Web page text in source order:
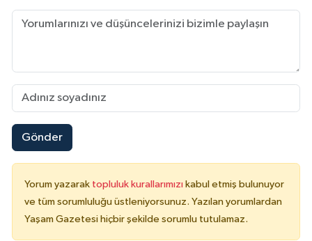
Gönder
Yorum yazarak topluluk kurallarımızı kabul etmiş bulunuyor
ve tüm sorumluluğu üstleniyorsunuz. Yazılan yorumlardan
Yaşam Gazetesi hiçbir şekilde sorumlu tutulamaz.